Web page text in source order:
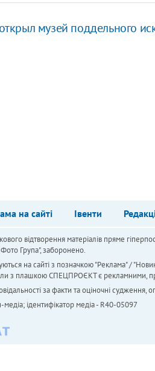
музей поддельного
на сайті Івенти
відтворення матеріалів пряме
Група", заборонено.
на сайті з позначкою "Реклама" /
з плашкою СПЕЦПРОЄКТ є рекламними,
за факти та оціночні
медіа; ідентифікатор медіа - R40-05097